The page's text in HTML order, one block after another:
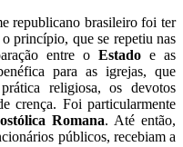
republicano brasileiro foi ter
o princípio, que se repetiu nas
entre o Estado e as
para as igrejas, que
religiosa, os devotos
crença. Foi particularmente
Romana. Até então,
públicos, recebiam a